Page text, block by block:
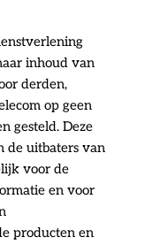
inhoud van
derden,
op geen
gesteld. Deze
de uitbaters van
voor de
en voor
producten en